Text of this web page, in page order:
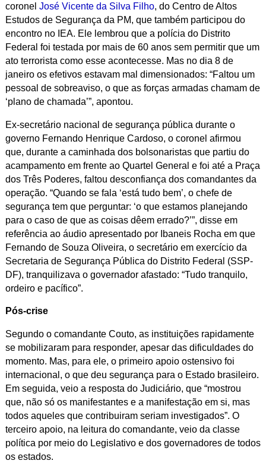
coronel José Vicente da Silva Filho, do Centro de Altos
Estudos de Segurança da PM, que também participou do
encontro no IEA. Ele lembrou que a polícia do Distrito
Federal foi testada por mais de 60 anos sem permitir que um
ato terrorista como esse acontecesse. Mas no dia 8 de
janeiro os efetivos estavam mal dimensionados: “Faltou um
pessoal de sobreaviso, o que as forças armadas chamam de
‘plano de chamada’”, apontou.
Ex-secretário nacional de segurança pública durante o
governo Fernando Henrique Cardoso, o coronel afirmou
que, durante a caminhada dos bolsonaristas que partiu do
acampamento em frente ao Quartel General e foi até a Praça
dos Três Poderes, faltou desconfiança dos comandantes da
operação. “Quando se fala ‘está tudo bem’, o chefe de
segurança tem que perguntar: ‘o que estamos planejando
para o caso de que as coisas dêem errado?’”, disse em
referência ao áudio apresentado por Ibaneis Rocha em que
Fernando de Souza Oliveira, o secretário em exercício da
Secretaria de Segurança Pública do Distrito Federal (SSP-
DF), tranquilizava o governador afastado: “Tudo tranquilo,
ordeiro e pacífico”.
Pós-crise
Segundo o comandante Couto, as instituições rapidamente
se mobilizaram para responder, apesar das dificuldades do
momento. Mas, para ele, o primeiro apoio ostensivo foi
internacional, o que deu segurança para o Estado brasileiro.
Em seguida, veio a resposta do Judiciário, que “mostrou
que, não só os manifestantes e a manifestação em si, mas
todos aqueles que contribuiram seriam investigados”. O
terceiro apoio, na leitura do comandante, veio da classe
política por meio do Legislativo e dos governadores de todos
os estados.